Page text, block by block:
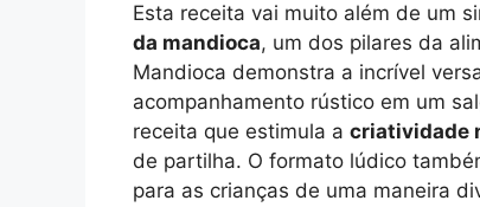
Esta receita vai muito além de um
da mandioca, um dos pilares da
Mandioca demonstra a incrível
acompanhamento rústico em um
receita que estimula a criatividade
de partilha. O formato lúdico
para as crianças de uma maneira